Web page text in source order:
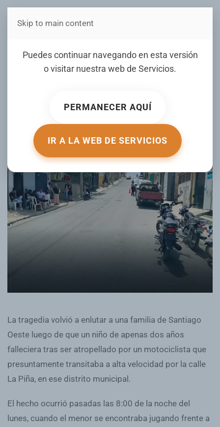
Estás en Telenord Medios
Puedes continuar navegando en esta versión
o visitar nuestra web de Servicios.
PERMANECER AQUÍ
IR A LA WEB DE SERVICIOS
Skip to main content
Niño de dos años muere
tras ser atropellado por
ESCRITO POR LISTINDIARIO.COM EL 03 JUNIO 2026.
PUBLICADO EN
NACIONALES
La tragedia volvió a enlutar a una familia de Santiago
Oeste luego de que un niño de apenas dos años
falleciera tras ser atropellado por un motociclista que
presuntamente transitaba a alta velocidad por la calle
La Piña, en ese distrito municipal.
El hecho ocurrió pasadas las 8:00 de la noche del
lunes, cuando el menor se encontraba jugando frente a